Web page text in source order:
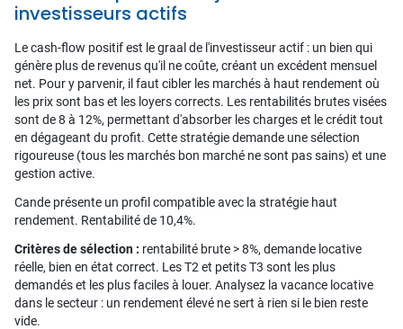
investisseurs actifs
Le cash-flow positif est le graal de l'investisseur actif : un bien qui
génère plus de revenus qu'il ne coûte, créant un excédent mensuel
net. Pour y parvenir, il faut cibler les marchés à haut rendement où
les prix sont bas et les loyers corrects. Les rentabilités brutes visées
sont de 8 à 12%, permettant d'absorber les charges et le crédit tout
en dégageant du profit. Cette stratégie demande une sélection
rigoureuse (tous les marchés bon marché ne sont pas sains) et une
gestion active.
Cande présente un profil compatible avec la stratégie haut
rendement. Rentabilité de 10,4%.
Critères de sélection : rentabilité brute > 8%, demande locative
réelle, bien en état correct. Les T2 et petits T3 sont les plus
demandés et les plus faciles à louer. Analysez la vacance locative
dans le secteur : un rendement élevé ne sert à rien si le bien reste
vide.